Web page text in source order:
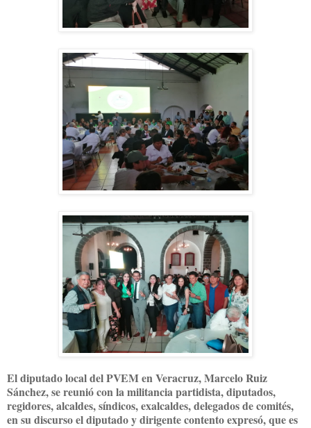
El diputado local del PVEM en Veracruz, Marcelo Ruiz
Sánchez, se reunió con la militancia partidista, diputados,
regidores, alcaldes, síndicos, exalcaldes, delegados de comités,
en su discurso el diputado y dirigente contento expresó, que es